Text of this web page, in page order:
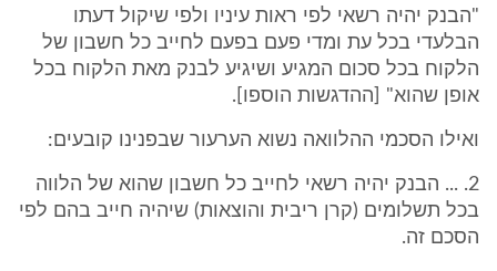
"הבנק יהיה רשאי לפי ראות עיניו ולפי שיקול דעתו
הבלעדי בכל עת ומדי פעם בפעם לחייב כל חשבון של
הלקוח בכל סכום המגיע ושיגיע לבנק מאת הלקוח בכל
אופן שהוא" [ההדגשות הוספו].
ואילו הסכמי ההלוואה נשוא הערעור שבפנינו קובעים:
2. ... הבנק יהיה רשאי לחייב כל חשבון שהוא של הלווה
בכל תשלומים (קרן ריבית והוצאות) שיהיה חייב בהם לפי
הסכם זה.